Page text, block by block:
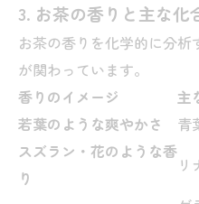
3. お茶の香りと主な化
お茶の香りを化学的に分
が関わっています。
香りのイメージ
主
若葉のような爽やかさ
青
スズラン・花のような香
り
リ